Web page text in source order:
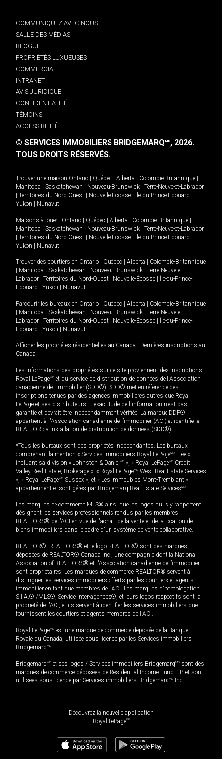
COMMUNIQUEZ AVEC NOUS
SALLE DES MÉDIAS
BLOGUE
PROPRIÉTÉS LUXUEUSES
COMMERCIAL
INTRANET
AVIS JURIDIQUE
CONFIDENTIALITÉ
TÉMOINS
ACCESSIBILITÉ
© SERVICES IMMOBILIERS BRIDGEMARQMD, 2026.
TOUS DROITS RÉSERVÉS.
Trouver une maison Ontario Québec Alberta Colombie-Britannique
Manitoba
Saskatchewan Nouveau-Brunswick
Terre-Neuve-et-Labrador
Territoires du Nord-Ouest Nouvelle-Écosse Île-du-Prince-Édouard
Yukon
Nunavut.
Maisons à louer - Ontario Québec Alberta Colombie-Britannique
Manitoba
Saskatchewan Nouveau-Brunswick
Terre-Neuve-et-Labrador
Territoires du Nord-Ouest Nouvelle-Écosse Île-du-Prince-Édouard
Yukon
Nunavut.
Trouver des courtiers en Ontario Québec Alberta
Colombie-Britannique
Manitoba Saskatchewan Nouveau-Brunswick
Terre-Neuve-et-
Labrador
Territoires du Nord-Ouest Nouvelle-Écosse
Île-du-Prince-
Édouard
Yukon Nunavut
Parcourir les bureaux en Ontario Québec Alberta
Colombie-Britannique
Manitoba Saskatchewan Nouveau-Brunswick
Terre-Neuve-et-
Labrador
Territoires du Nord-Ouest Nouvelle-Écosse
Île-du-Prince-
Édouard
Yukon Nunavut
Afficher les propriétés résidentielles au Canada
Dernières inscriptions au
Canada
Les informations des propriétés sur ce site proviennent des inscriptions
Royal LePageMD et du service de distribution de données de l'Association
canadienne de l’immobilier (SDD®). SDD® met en référence des
inscriptions tenues par des agences immobilières autres que Royal
LePage et ses distributeurs. L'exactitude de l'information n'est pas
garantie et devrait être indépendamment vérifiée. La marque DDF®
appartient à l'Association canadienne de l’immobilier (ACI) et identifie le
REALTOR.ca Installation de distribution de données (SDD®).
*Tous les bureaux sont des propriétés indépendantes. Les bureaux
comprenant la mention « Services immobiliers Royal LePageMD Ltée »,
incluant sa division « Johnston & Daniel MD », « Royal LePageMD Credit
Valley Real Estate, Brokerage », « Royal LePageMD West Real Estate Services
», « Royal LePageMD Sussex », et « Les immeubles Mont-Tremblant »
appartiennent et sont gérés par Bridgemarq Real Estate ServicesMD.
Les marques de commerce MLS® ainsi que les logos qui s'y rapportent
désignent les services professionnels rendus par les membres
REALTORS® de l'ACI en vue de l'achat, de la vente et de la location de
biens immobiliers dans le cadre d'un système de vente collaborative.
REALTOR®, REALTORS® et le logo REALTOR® sont des marques
déposées de REALTOR® Canada Inc., une compagnie dont la National
Association of REALTORS® et l'Association canadienne de l’immobilier
sont propriétaires. Les marques de commerce REALTOR® servent à
distinguer les services immobiliers offerts par les courtiers et agents
immobilier en tant que membres de l'ACI. Les marques d'homologation
S.I.A.® /MLS®, Service inter-agences®, et leurs logos respectifs sont la
propriété de l'ACI, et ils servent à identifier les services immobiliers que
fournissent les courtiers et agents membres de l'ACI.
Royal LePageMD est une marque de commerce déposée de la Banque
Royale du Canada, utilisée sous licence par les Services immobiliers
BridgemarqMD.
BridgemarqMD et ses logos / Services immobiliers BridgemarqMD sont des
marques de commerce déposées de Residential Income Fund L.P. et sont
utilisées sous licence par Services immobiliers BridgemarqMD Inc.
Découvrez la nouvelle application
Royal LePageMD